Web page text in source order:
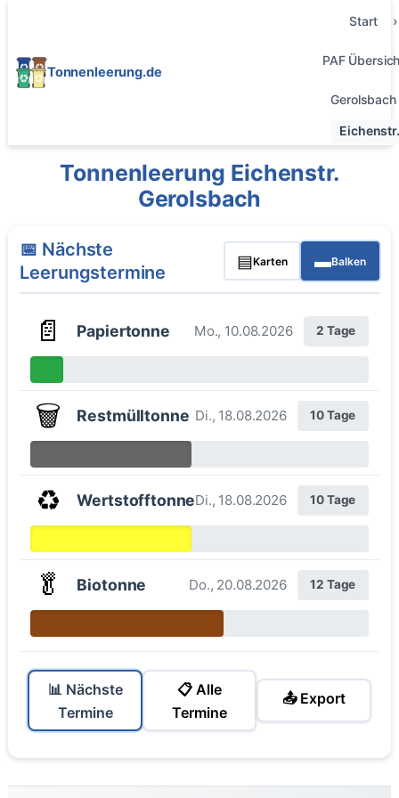
Tonnenleerung.de
Start
PAF
Gerolsbach
Eichenstr.
Tonnenleerung Eichenstr.
Gerolsbach
📅 Nächste
Leerungstermine
▤Karten ▬Balken
📄 Papiertonne Mo., 10.08.2026 2 Tage
🗑️ Restmülltonne Di., 18.08.2026 10 Tage
♻️ WertstofftonneDi., 18.08.2026 10 Tage
🥬 Biotonne Do., 20.08.2026 12 Tage
📊 Nächste
Termine
📋 Alle
Termine
📤 Export